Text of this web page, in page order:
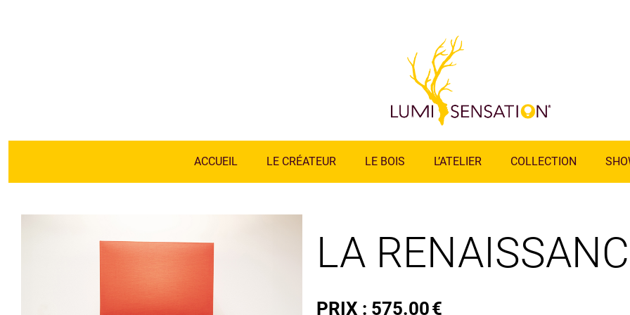
ACCUEIL LE CRÉATEUR LE BOIS L’ATELIER COLLECTION
LA
PRIX : €
575.00